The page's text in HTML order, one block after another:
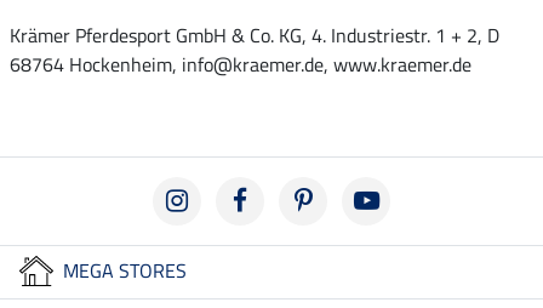
Krämer Pferdesport GmbH & Co. KG, 4. Industriestr. 1 + 2, D
68764 Hockenheim, info@kraemer.de, www.kraemer.de
MEGA STORES